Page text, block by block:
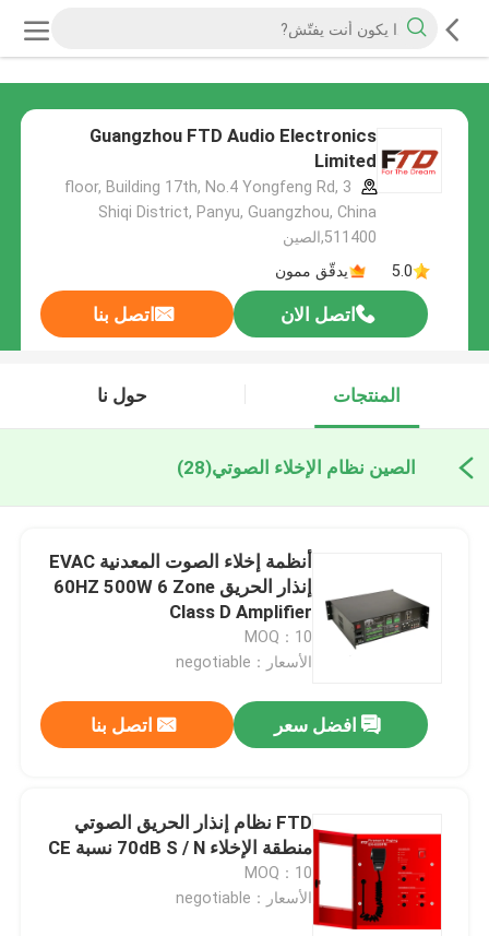
Guangzhou FTD Audio Electronics
Limited
3 floor, Building 17th, No.4 Yongfeng Rd,
Shiqi District, Panyu, Guangzhou, China
511400,الصين
5.0
يدقّق ممون
اتصل الان اتصل بنا
المنتجات حول نا
الصين نظام الإخلاء الصوتي(28)
أنظمة إخلاء الصوت المعدنية EVAC
إنذار الحريق 60HZ 500W 6 Zone
Class D Amplifier
MOQ：10
الأسعار：negotiable
افضل سعر اتصل بنا
FTD نظام إنذار الحريق الصوتي
منطقة الإخلاء 70dB S / N نسبة CE
MOQ：10
الأسعار：negotiable